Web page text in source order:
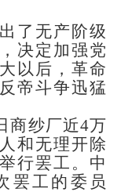
了无产阶级
决定加强党
以后，革命
帝斗争迅猛
商纱厂近4万
和无理开除
行罢工。中
罢工的委员